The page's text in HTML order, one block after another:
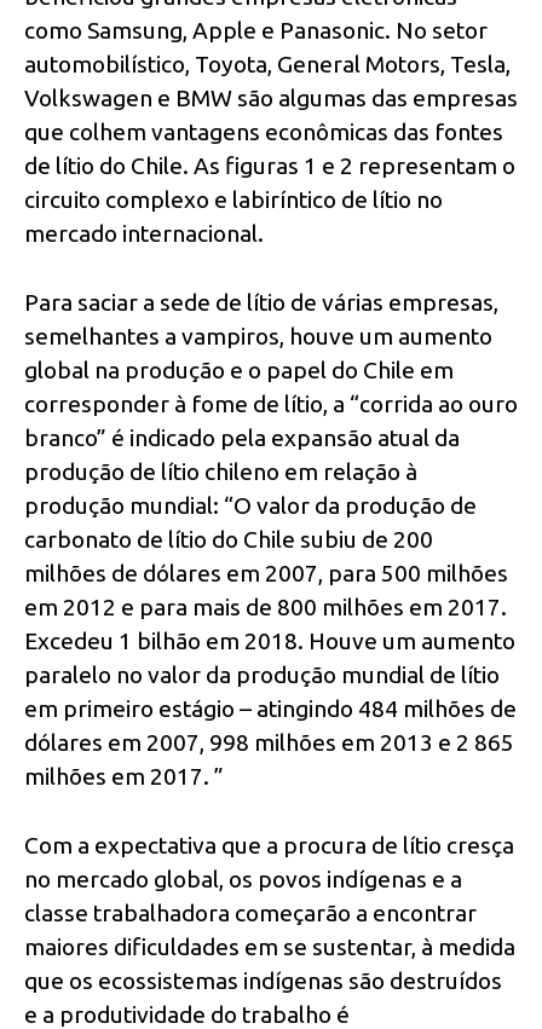
como Samsung, Apple e Panasonic. No setor
automobilístico, Toyota, General Motors, Tesla,
Volkswagen e BMW são algumas das empresas
que colhem vantagens econômicas das fontes
de lítio do Chile. As figuras 1 e 2 representam o
circuito complexo e labiríntico de lítio no
mercado internacional.
Para saciar a sede de lítio de várias empresas,
semelhantes a vampiros, houve um aumento
global na produção e o papel do Chile em
corresponder à fome de lítio, a “corrida ao ouro
branco” é indicado pela expansão atual da
produção de lítio chileno em relação à
produção mundial: “O valor da produção de
carbonato de lítio do Chile subiu de 200
milhões de dólares em 2007, para 500 milhões
em 2012 e para mais de 800 milhões em 2017.
Excedeu 1 bilhão em 2018. Houve um aumento
paralelo no valor da produção mundial de lítio
em primeiro estágio – atingindo 484 milhões de
dólares em 2007, 998 milhões em 2013 e 2 865
milhões em 2017. ”
Com a expectativa que a procura de lítio cresça
no mercado global, os povos indígenas e a
classe trabalhadora começarão a encontrar
maiores dificuldades em se sustentar, à medida
que os ecossistemas indígenas são destruídos
e a produtividade do trabalho é